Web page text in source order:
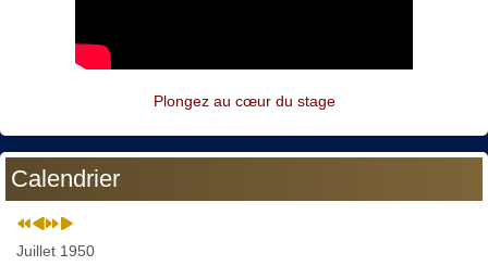
Plongez au cœur du stage
Calendrier
Juillet 1950